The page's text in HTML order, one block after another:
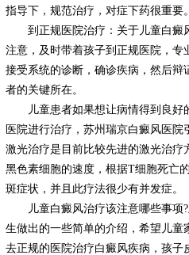
指导下，规范治疗，对症下药很重要。
到正规医院治疗：关于儿童白癜
注意，及时带着孩子到正规医院，
接受系统的诊断，确诊疾病，然后辩
者的关键所在。
儿童患者如果想让病情得到良好
医院进行治疗，苏州瑞京白癜风医院
激光治疗是目前比较先进的激光治疗
黑色素细胞的速度，根据T细胞死亡
斑症状，并且此疗法很少有并发症。
儿童白癜风治疗该注意哪些事项?
生做出的一些简单的介绍，希望儿
去正规的医院治疗白癜风疾病，孩子